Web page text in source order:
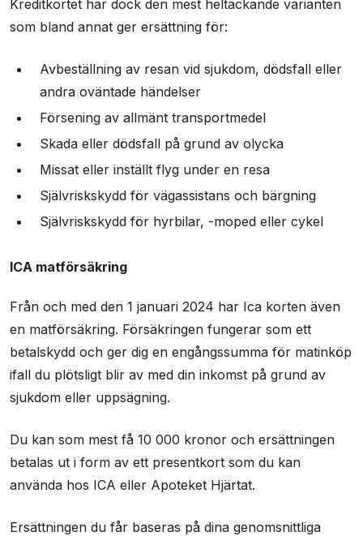
Kreditkortet har dock den mest heltäckande varianten
som bland annat ger ersättning för:
Avbeställning av resan vid sjukdom, dödsfall eller
andra oväntade händelser
Försening av allmänt transportmedel
Skada eller dödsfall på grund av olycka
Missat eller inställt flyg under en resa
Självriskskydd för vägassistans och bärgning
Självriskskydd för hyrbilar, -moped eller cykel
ICA matförsäkring
Från och med den 1 januari 2024 har Ica korten även
en matförsäkring. Försäkringen fungerar som ett
betalskydd och ger dig en engångssumma för matinköp
ifall du plötsligt blir av med din inkomst på grund av
sjukdom eller uppsägning.
Du kan som mest få 10 000 kronor och ersättningen
betalas ut i form av ett presentkort som du kan
använda hos ICA eller Apoteket Hjärtat.
Ersättningen du får baseras på dina genomsnittliga